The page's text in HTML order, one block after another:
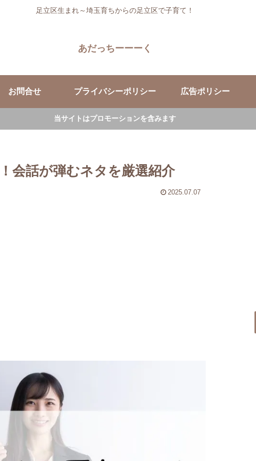
足立区生まれ～埼玉育ちからの足立区で子育て！
あだっちーーーく
お問合せ プライバシーポリシー 広告ポリシー
当サイトはプロモーションを含みます
会話が弾むネタを厳選紹介
2025.07.07